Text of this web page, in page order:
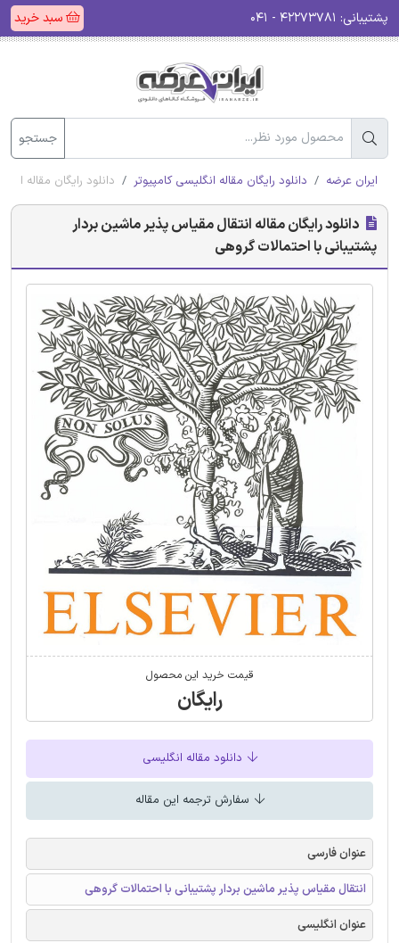
پشتیبانی: سبد خرید
جستجو
ایران عرضه دانلود رایگان مقاله انگلیسی کامپیوتر دانلود رایگان مقاله
دانلود رایگان مقاله انتقال مقیاس پذیر ماشین بردار
پشتیبانی با احتمالات گروهی
قیمت خرید این محصول
رایگان
دانلود مقاله انگلیسی
سفارش ترجمه این مقاله
عنوان فارسی
انتقال مقیاس پذیر ماشین بردار پشتیبانی با احتمالات گروهی
عنوان انگلیسی